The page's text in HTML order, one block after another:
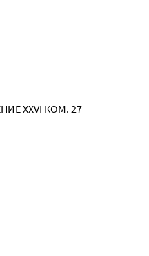
XXVI КОМ. 27